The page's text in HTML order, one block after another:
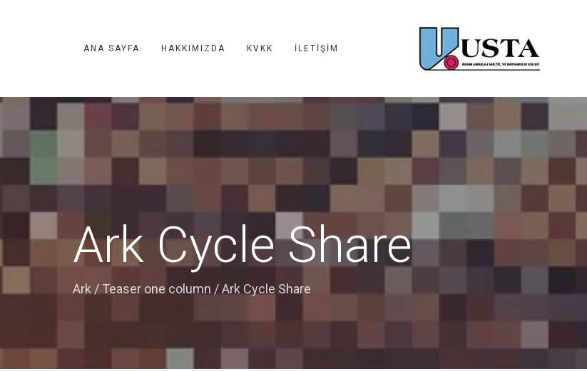
ANA SAYFA HAKKIMIZDA KVKK İLETIŞIM
Ark Cycle Share
Ark / Teaser one column /Ark Cycle Share